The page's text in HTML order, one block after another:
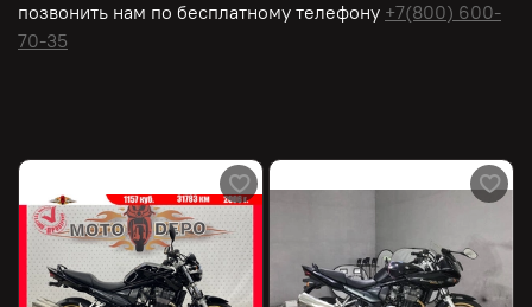
позвонить нам по бесплатному телефону +7(800) 600-
70-35